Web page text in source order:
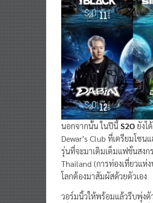
นอกจากนั้น ในปีนี้S2O ยังไ
Dewar’s Club ที่เตรียมโซ
รุ่นที่จะมาเติมเต็มแฟชั่นสงก
Thailand (การท่องเที่ยวแห่
โลกต้องมาสัมผัสด้วยตัวเอง
วอร์มนิ้วให้พร้อมแล้วรีบพุ่ง